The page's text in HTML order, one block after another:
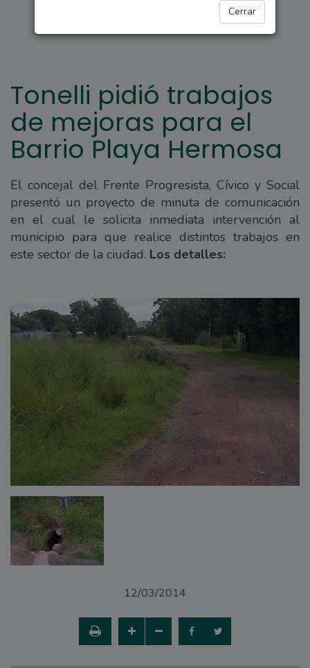
Cerrar
Tonelli pidió trabajos
de mejoras para el
Barrio Playa Hermosa
El concejal del Frente Progresista, Cívico y Social
presentó un proyecto de minuta de comunicación
en el cual le solicita inmediata intervención al
municipio para que realice distintos trabajos en
este sector de la ciudad. Los detalles:
12/03/2014